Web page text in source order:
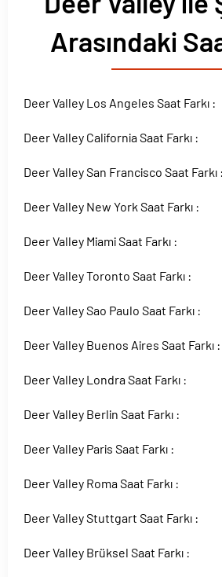
Arasındaki
Deer Valley Los Angeles Saat Farkı :
Deer Valley California Saat Farkı :
Deer Valley San Francisco Saat Farkı :
Deer Valley New York Saat Farkı :
Deer Valley Miami Saat Farkı :
Deer Valley Toronto Saat Farkı :
Deer Valley Sao Paulo Saat Farkı :
Deer Valley Buenos Aires Saat Farkı :
Deer Valley Londra Saat Farkı :
Deer Valley Berlin Saat Farkı :
Deer Valley Paris Saat Farkı :
Deer Valley Roma Saat Farkı :
Deer Valley Stuttgart Saat Farkı :
Deer Valley Brüksel Saat Farkı :